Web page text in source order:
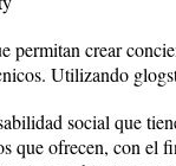
permitan crear
Utilizando
social que
que ofrecen, con el